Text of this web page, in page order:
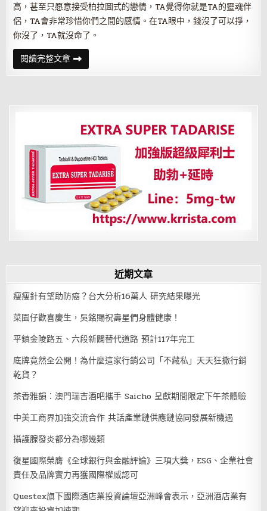
高，甚至只愿意接受柏拉圖式的戀情，TA覺得你就是TA的靈魂伴
侶，TA會非常珍惜你們之間的感情。在TA眼中，錢沒了可以掙，
你沒了，TA就沒命了。
閱讀完整文章塔
羅
牌
另
眼
中，
你
重
要
還
是
錢
重
要？
近期文章
瘦瘦針有望助防癌？台大分析16萬人 研究結果曝光
菜園仔歡喜慶生，吳銘賜祝壽星們身體健康！
平鎮金陵路五、六段新闢替代道路 預計117年完工
底牌竟然全公開！為什麼這家行銷公司「不藏私」天天狂撒行銷
乾貨？
茶香雅韻：澳門瑞吉酒吧攜手 Saicho 呈獻期間限定下午茶體驗
中美工商界加強交流合作 共話產業鏈供應鏈協同發展新機遇
攝護腺發炎都分為哪幾類
復星國際榮膺《全球銀行與金融評論》三項大獎，ESG、企業社會
責任及品牌實力再獲國際權威認可
Questex旗下國際酒店業投資論壇亞洲峰會表示，亞洲酒店業有